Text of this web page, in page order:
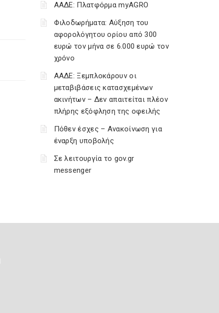
ΑΑΔΕ: Πλατφόρμα myAGRO
Φιλοδωρήματα: Αύξηση του
αφορολόγητου ορίου από 300
ευρώ τον μήνα σε 6.000 ευρώ τον
χρόνο
ΑΑΔΕ: Ξεμπλοκάρουν οι
μεταβιβάσεις κατασχεμένων
ακινήτων – Δεν απαιτείται πλέον
πλήρης εξόφληση της οφειλής
Πόθεν έσχες – Ανακοίνωση για
έναρξη υποβολής
Σε λειτουργία το gov.gr
messenger